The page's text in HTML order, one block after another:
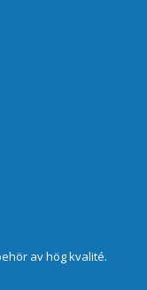
av hög kvalité.